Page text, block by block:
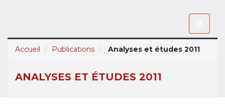
Accueil
Publications Analyses et études 2011
ANALYSES ET ÉTUDES 2011